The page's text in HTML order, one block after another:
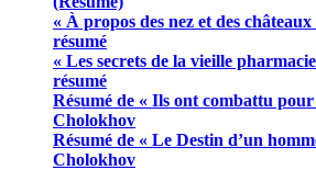
« À propos des nez et des
résumé
« Les secrets de la vieille
résumé
Résumé de « Ils ont combattu
Cholokhov
Résumé de « Le Destin d’un
Cholokhov